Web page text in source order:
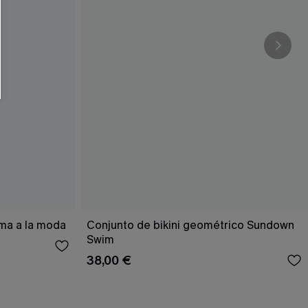
a la moda
Conjunto de bikini geométrico Sundown
Swim
38,00 €
formulario, usted acepta nuestros
de Cupshe en cualquier momento del
y ofertas adaptados a su perfil.